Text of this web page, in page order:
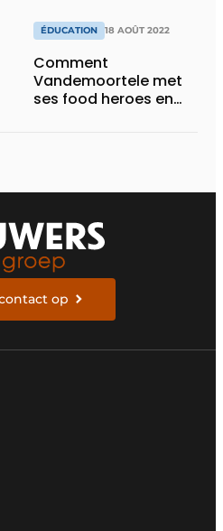
ÉDUCATION 18 AOÛT 2022
Comment
Vandemoortele met
ses food heroes en
op